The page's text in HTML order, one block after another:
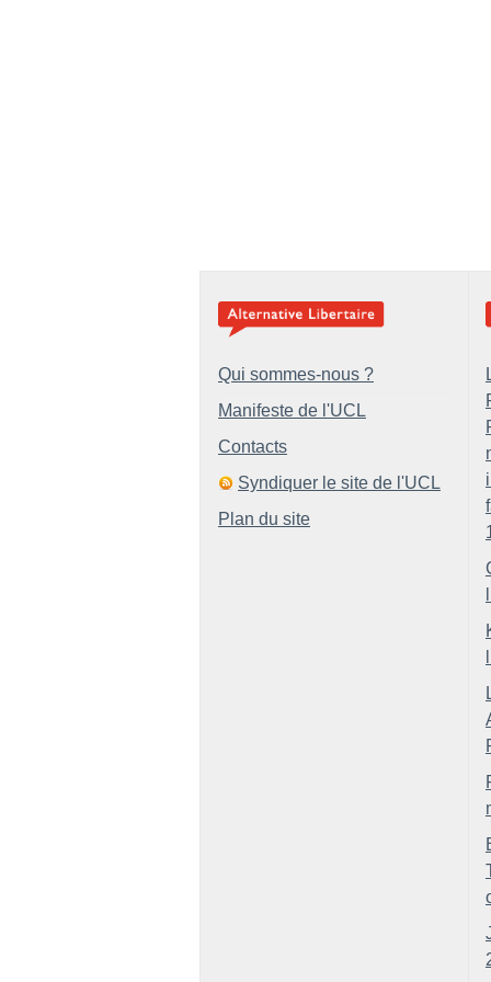
Qui sommes-nous ?
Manifeste de l'UCL
Contacts
Syndiquer le site de l'UCL
Plan du site